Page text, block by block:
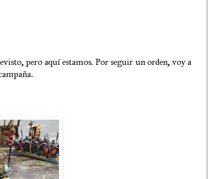
pero aquí estamos. Por seguir un orden, voy a